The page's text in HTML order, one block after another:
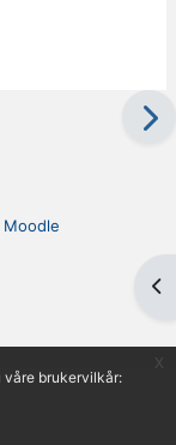
våre brukervilkår:
Moodle